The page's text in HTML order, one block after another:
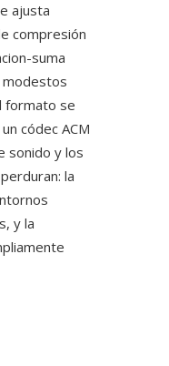
ajusta
compresión
suma
modestos
formato se
códec ACM
sonido y los
la
y la